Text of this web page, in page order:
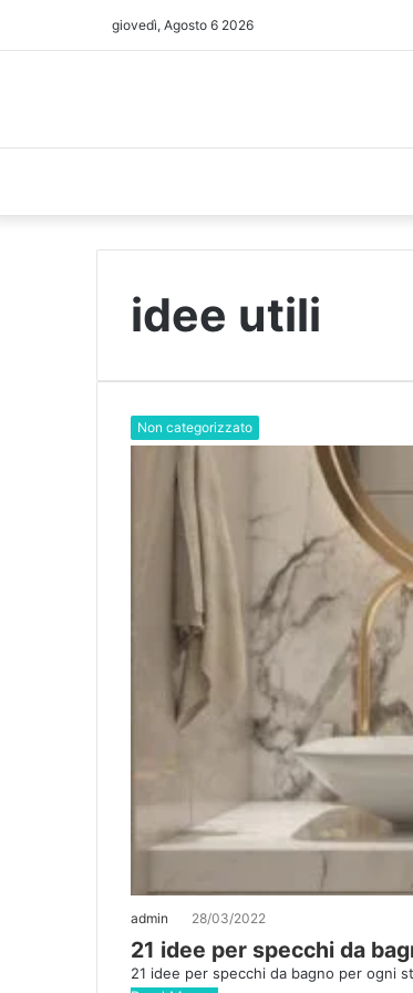
giovedì, Agosto 6 2026
idee utili
Non categorizzato
admin 28/03/2022
21 idee per specchi da
21 idee per specchi da bagno per ogni